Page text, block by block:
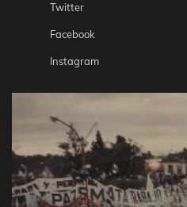
Twitter
Facebook
Instagram